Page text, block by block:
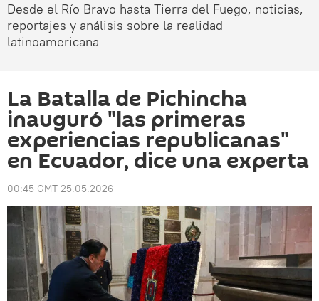
Desde el Río Bravo hasta Tierra del Fuego, noticias,
reportajes y análisis sobre la realidad
latinoamericana
La Batalla de Pichincha
inauguró "las primeras
experiencias republicanas"
en Ecuador, dice una experta
00:45 GMT 25.05.2026